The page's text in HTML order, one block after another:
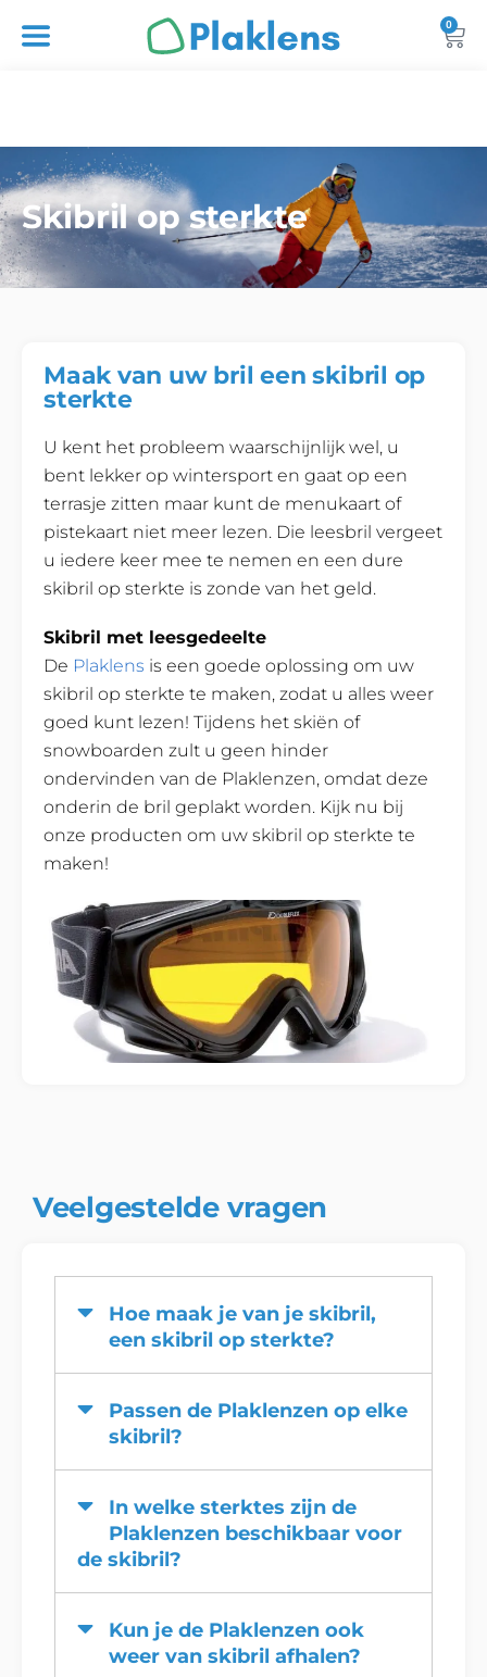
0
Skibril op sterkte
Maak van uw bril een skibril op
sterkte
U kent het probleem waarschijnlijk wel, u
bent lekker op wintersport en gaat op een
terrasje zitten maar kunt de menukaart of
pistekaart niet meer lezen. Die leesbril vergeet
u iedere keer mee te nemen en een dure
skibril op sterkte is zonde van het geld.
Skibril met leesgedeelte
De Plaklens is een goede oplossing om uw
skibril op sterkte te maken, zodat u alles weer
goed kunt lezen! Tijdens het skiën of
snowboarden zult u geen hinder
ondervinden van de Plaklenzen, omdat deze
onderin de bril geplakt worden. Kijk nu bij
onze producten om uw skibril op sterkte te
maken!
Veelgestelde vragen
Hoe maak je van je skibril,
een skibril op sterkte?
Passen de Plaklenzen op elke
skibril?
In welke sterktes zijn de
Plaklenzen beschikbaar voor
de skibril?
Kun je de Plaklenzen ook
weer van skibril afhalen?